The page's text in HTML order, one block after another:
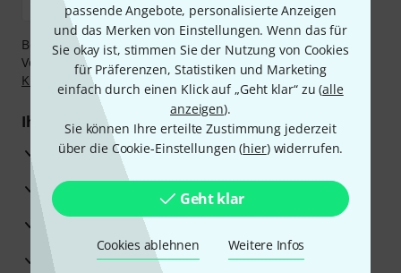
passende Angebote, personalisierte Anzeigen
und das Merken von Einstellungen. Wenn das für
Sie okay ist, stimmen Sie der Nutzung von Cookies
für Präferenzen, Statistiken und Marketing
einfach durch einen Klick auf „Geht klar“ zu (alle
anzeigen).
Sie können Ihre erteilte Zustimmung jederzeit
über die Cookie-Einstellungen (hier) widerrufen.
Geht klar
Cookies ablehnen Weitere Infos
Bezahlen Sie vertraulich und sicher per Nachnahme,
Vorkasse, PayPal, Amazon Pay, Klarna Sofort bezahlen
Klarna Ratenzahlungoder Kreditkarte.
Ihre Vorteile
3 Jahre Thomann Garantie
30 Tage Money-Back-Garantie
Reparaturservice
Beratung durch Fachexperten